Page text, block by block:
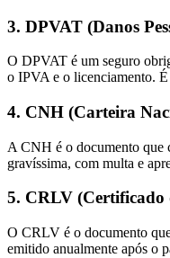
3. DPVAT (Danos
O DPVAT é um seguro
o IPVA e o licenciamento. É
4. CNH (Carteira
A CNH é o documento que
gravíssima, com multa e
5. CRLV (Certificado
O CRLV é o documento
emitido anualmente após o